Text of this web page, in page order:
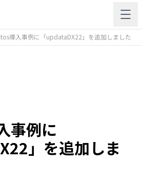
導入事例に「updataDX22」を追加しました
事例に
」を追加しま